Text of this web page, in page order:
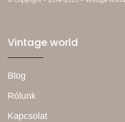
Vintage world
Blog
Rólunk
Kapcsolat